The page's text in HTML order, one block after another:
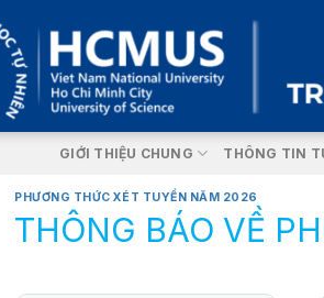
GIỚI THIỆU CHUNG THÔNG TIN
PHƯƠNG THỨC XÉT TUYỂN NĂM 2026
THÔNG BÁO VỀ